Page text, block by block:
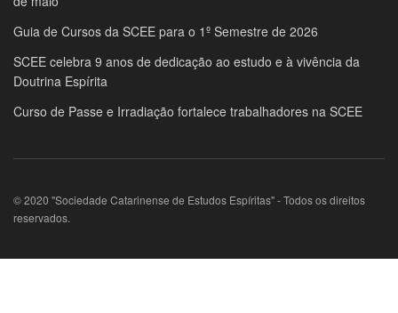
Guia de Cursos da SCEE para o 1º Semestre de 2026
SCEE celebra 9 anos de dedicação ao estudo e à vivência da
Doutrina Espírita
Curso de Passe e Irradiação fortalece trabalhadores na SCEE
© 2020 "Sociedade Catarinense de Estudos Espíritas" - Todos os direitos
reservados.